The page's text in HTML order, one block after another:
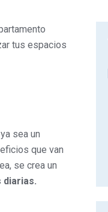
tus espacios
sea un
que van
se crea un
diarias.